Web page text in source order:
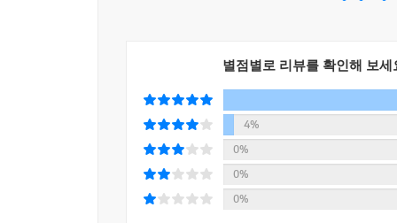
이무기족 연습생들과 한 팀이 된 인간 소년 ‘오늘’
판타지 장편 소설 ≪오늘의 아이돌≫은 월등한
‘오늘’의 이야기다. 미리는 아이돌이 되기에
드러내지 못한다. 각자가 너무 뛰어난 미리
팀이라기보다는 뛰어난 개인의 집합체 정도에 머
별점별로 리뷰를 확인해 보세
4%
0%
0%
0%